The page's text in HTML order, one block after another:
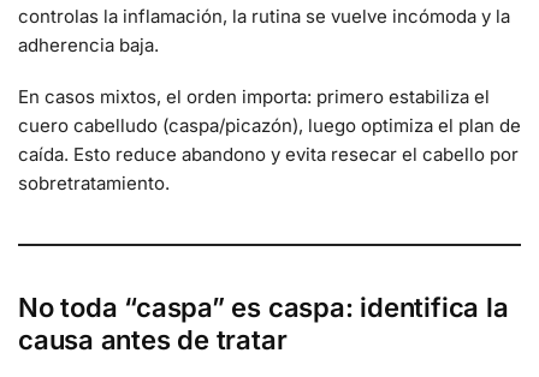
controlas la inflamación, la rutina se vuelve incómoda y la
adherencia baja.
En casos mixtos, el orden importa: primero estabiliza el
cuero cabelludo (caspa/picazón), luego optimiza el plan de
caída. Esto reduce abandono y evita resecar el cabello por
sobretratamiento.
No toda “caspa” es caspa: identifica la
causa antes de tratar